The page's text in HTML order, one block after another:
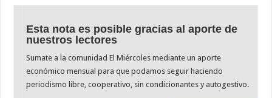
Esta nota es posible gracias al aporte de
nuestros lectores
Sumate a la comunidad El Miércoles mediante un aporte
económico mensual para que podamos seguir haciendo
periodismo libre, cooperativo, sin condicionantes y autogestivo.